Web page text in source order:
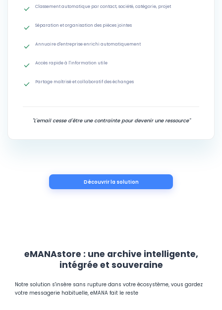
Classement automatique par contact, société, catégorie, projet
Séparation et organisation des pièces jointes
Annuaire d'entreprise enrichi automatiquement
Accès rapide à l'information utile
Partage maîtrisé et collaboratif des échanges
"L'email cesse d'être une contrainte pour devenir une ressource"
Découvrir la solution
eMANAstore : une archive intelligente,
intégrée et souveraine
Notre solution s'insère sans rupture dans votre écosystème, vous gardez
votre messagerie habituelle, eMANA fait le reste